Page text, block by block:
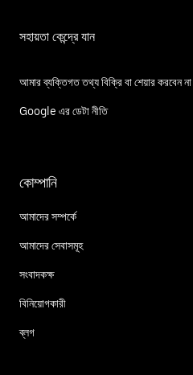
সহায়তা কেন্দ্রে যান
আমার ব্যক্তিগত তথ্য বিক্রি বা শেয়ার করবেন না
Google এর ডেটা নীতি
কোম্পানি
আমাদের সম্পর্কে
আমাদের সেবাসমূহ
সংবাদকক্ষ
বিনিয়োগকারী
ব্লগ